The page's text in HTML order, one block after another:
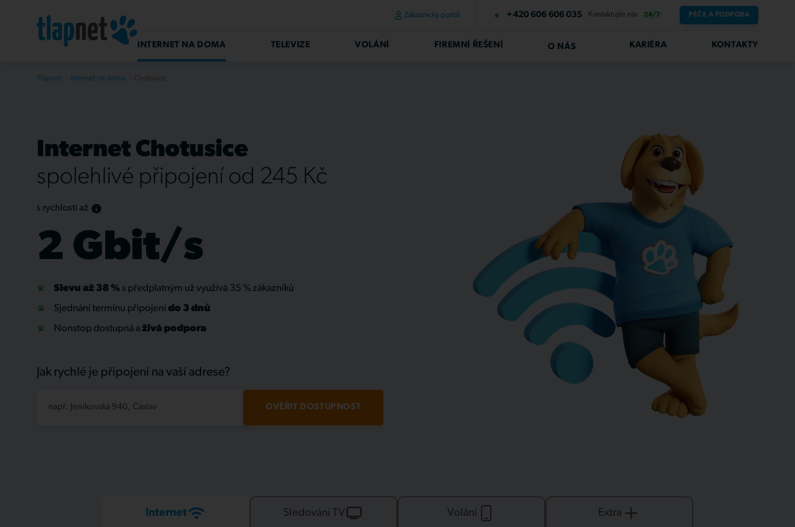
Zákaznický portál +420 606 606 035 Kontaktujte nás 24/7 PÉČE A PODPORA
INTERNET NA DOMA TELEVIZE VOLÁNÍ FIREMNÍ ŘEŠENÍ O NÁS KARIÉRA KONTAKTY
Tlapnet Internet na doma
Internet Chotusice
spolehlivé připojení od 245 Kč
s rychlostí až
2 Gbit/s
Slevu až 38 % s předplatným už využívá 35 % zákazníků
Sjednání termínu připojení do 3 dnů
Nonstop dostupná a živá podpora
Jak rychlé je připojení na vaší adrese?
např. Jeníkovská 940, Čáslav OVĚŘIT DOSTUPNOST
Internet Sledování TV Volání Extra